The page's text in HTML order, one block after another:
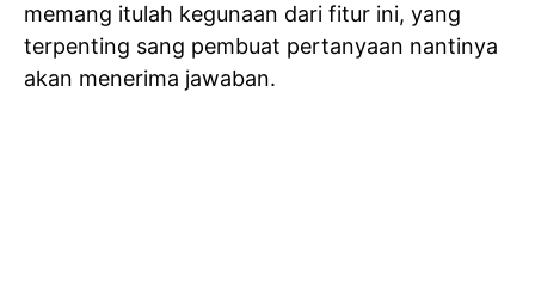
memang itulah kegunaan dari fitur ini, yang
terpenting sang pembuat pertanyaan nantinya
akan menerima jawaban.